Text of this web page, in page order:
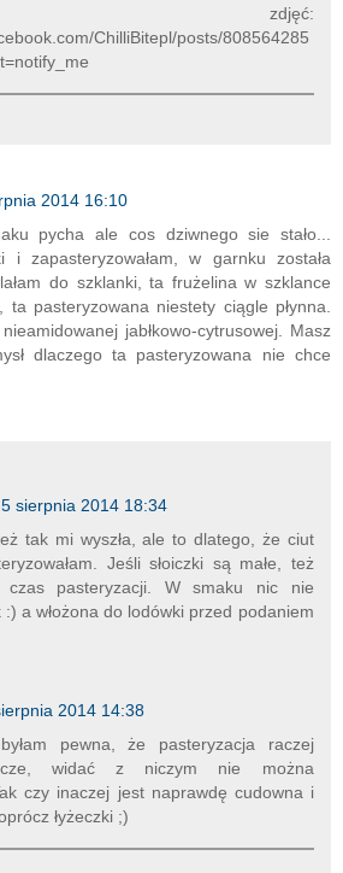
zdjęć:
ChilliBitepl/posts/808564285
2014 16:10
pycha ale cos dziwnego sie stało...
i zapasteryzowałam, w garnku została
do szklanki, ta frużelina w szklance
ta pasteryzowana niestety ciągle płynna.
jabłkowo-cytrusowej. Masz
dlaczego ta pasteryzowana nie chce
5 sierpnia 2014 18:34
tak mi wyszła, ale to dlatego, że ciut
Jeśli słoiczki są małe, też
czas pasteryzacji. W smaku nic nie
:) a włożona do lodówki przed podaniem
2014 14:38
pewna, że pasteryzacja raczej
widać z niczym nie można
czy inaczej jest naprawdę cudowna i
łyżeczki ;)